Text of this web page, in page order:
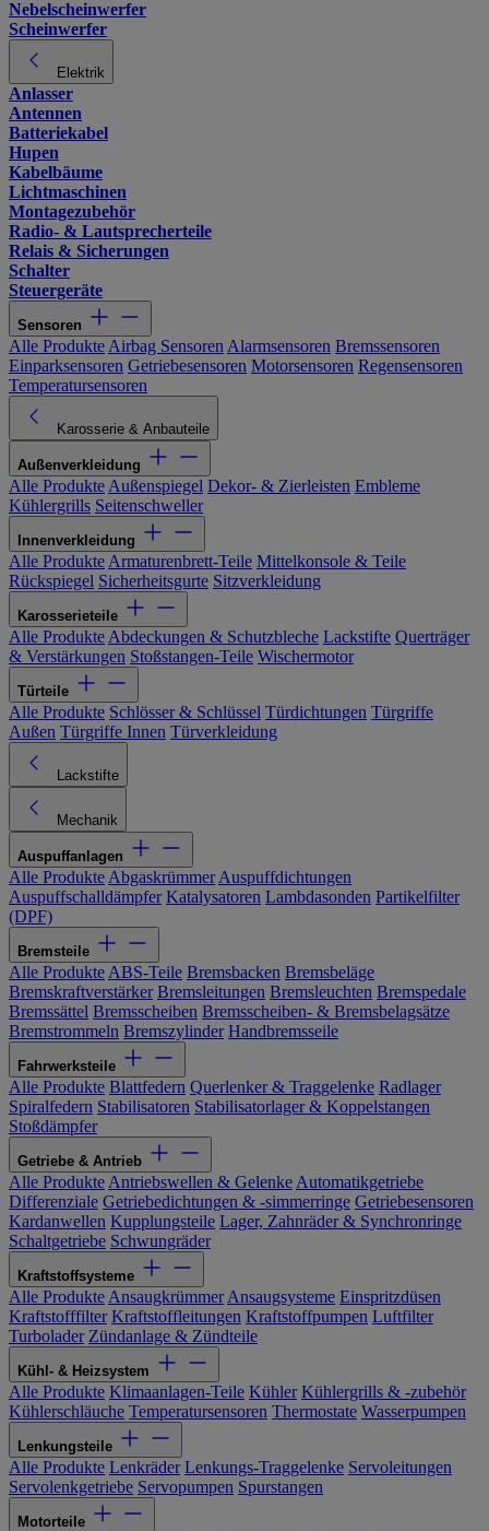
Nebelscheinwerfer
Scheinwerfer
Elektrik
Anlasser
Antennen
Batteriekabel
Hupen
Kabelbäume
Lichtmaschinen
Montagezubehör
Radio- & Lautsprecherteile
Relais & Sicherungen
Schalter
Steuergeräte
Sensoren
Alle Produkte Airbag Sensoren Alarmsensoren Bremssensoren
Einparksensoren Getriebesensoren Motorsensoren Regensensoren
Temperatursensoren
Karosserie & Anbauteile
Außenverkleidung
Alle Produkte Außenspiegel Dekor- & Zierleisten Embleme
Kühlergrills Seitenschweller
Innenverkleidung
Alle Produkte Armaturenbrett-Teile Mittelkonsole & Teile
Rückspiegel Sicherheitsgurte Sitzverkleidung
Karosserieteile
Alle Produkte Abdeckungen & Schutzbleche Lackstifte Querträger
& Verstärkungen Stoßstangen-Teile Wischermotor
Türteile
Alle Produkte Schlösser & Schlüssel Türdichtungen Türgriffe
Außen Türgriffe Innen Türverkleidung
Lackstifte
Mechanik
Auspuffanlagen
Alle Produkte Abgaskrümmer Auspuffdichtungen
Auspuffschalldämpfer Katalysatoren Lambdasonden Partikelfilter
(DPF)
Bremsteile
Alle Produkte ABS-Teile Bremsbacken Bremsbeläge
Bremskraftverstärker Bremsleitungen Bremsleuchten Bremspedale
Bremssättel Bremsscheiben Bremsscheiben- & Bremsbelagsätze
Bremstrommeln Bremszylinder Handbremsseile
Fahrwerksteile
Alle Produkte Blattfedern Querlenker & Traggelenke Radlager
Spiralfedern Stabilisatoren Stabilisatorlager & Koppelstangen
Stoßdämpfer
Getriebe & Antrieb
Alle Produkte Antriebswellen & Gelenke Automatikgetriebe
Differenziale Getriebedichtungen & -simmerringe Getriebesensoren
Kardanwellen Kupplungsteile Lager, Zahnräder & Synchronringe
Schaltgetriebe Schwungräder
Kraftstoffsysteme
Alle Produkte Ansaugkrümmer Ansaugsysteme Einspritzdüsen
Kraftstofffilter Kraftstoffleitungen Kraftstoffpumpen Luftfilter
Turbolader Zündanlage & Zündteile
Kühl- & Heizsystem
Alle Produkte Klimaanlagen-Teile Kühler Kühlergrills & -zubehör
Kühlerschläuche Temperatursensoren Thermostate Wasserpumpen
Lenkungsteile
Alle Produkte Lenkräder Lenkungs-Traggelenke Servoleitungen
Servolenkgetriebe Servopumpen Spurstangen
Motorteile